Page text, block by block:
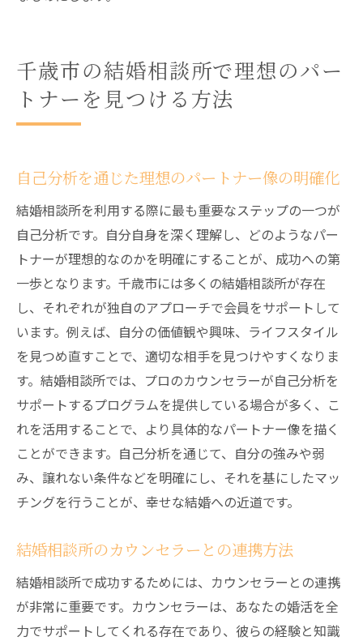
千歳市の結婚相談所で理想のパー
トナーを見つける方法
自己分析を通じた理想のパートナー像の明確化
結婚相談所を利用する際に最も重要なステップの一つが
自己分析です。自分自身を深く理解し、どのようなパー
トナーが理想的なのかを明確にすることが、成功への第
一歩となります。千歳市には多くの結婚相談所が存在
し、それぞれが独自のアプローチで会員をサポートして
います。例えば、自分の価値観や興味、ライフスタイル
を見つめ直すことで、適切な相手を見つけやすくなりま
す。結婚相談所では、プロのカウンセラーが自己分析を
サポートするプログラムを提供している場合が多く、こ
れを活用することで、より具体的なパートナー像を描く
ことができます。自己分析を通じて、自分の強みや弱
み、譲れない条件などを明確にし、それを基にしたマッ
チングを行うことが、幸せな結婚への近道です。
結婚相談所のカウンセラーとの連携方法
結婚相談所で成功するためには、カウンセラーとの連携
が非常に重要です。カウンセラーは、あなたの婚活を全
力でサポートしてくれる存在であり、彼らの経験と知識